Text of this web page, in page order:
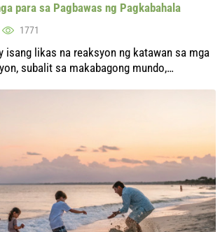
para sa Pagbawas ng Pagkabahala
1771
isang likas na reaksyon ng katawan sa mga
subalit sa makabagong mundo,
an...